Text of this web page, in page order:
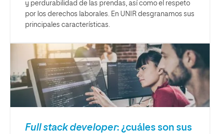
y perdurabilidad de las prendas, así como el respeto
por los derechos laborales. En UNIR desgranamos sus
principales características.
Full stack developer: ¿cuáles son sus